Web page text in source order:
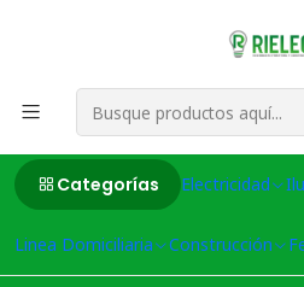
Categorías Electricidad
Linea Domiciliaria Construcción